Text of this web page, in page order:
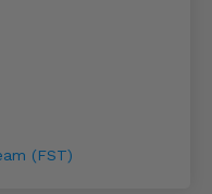
(FST)